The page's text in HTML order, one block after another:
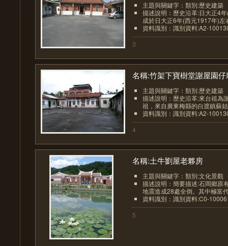
主題與關鍵字：類別:歷史建築
描述說明：歷史沿革:日大正4
成於日大正6年(西元1917年)左
資料識別：識別資料:A2-
3
名稱:竹架下寶樹堂謝屋園仔
主題與關鍵字：類別:歷史建築
描述說明：歷史沿革:來台祖為
祖，來自廣東梅縣的白渡鎮蘇
資料識別：識別資料:A2-
4
名稱:土牛劉屋老夥房
主題與關鍵字：類別:文化景觀
描述說明：簡要描述:石岡鄉原
地震造成28處全倒。其中極富
資料識別：識別資料:C0-
5